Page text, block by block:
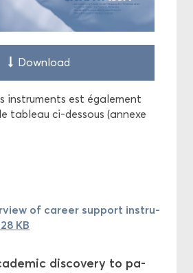
Down­load
ins­tru­ments est éga­le­ment
ta­bleau ci-​dessous (an­nexe
of ca­reer sup­port ins­tru­
KB
dis­co­ve­ry to pa­